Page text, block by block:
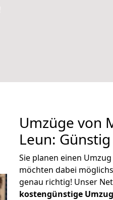
Umzüge von
Leun:
Sie planen einen
möchten dabei
genau richtig! Unser
kostengünstige